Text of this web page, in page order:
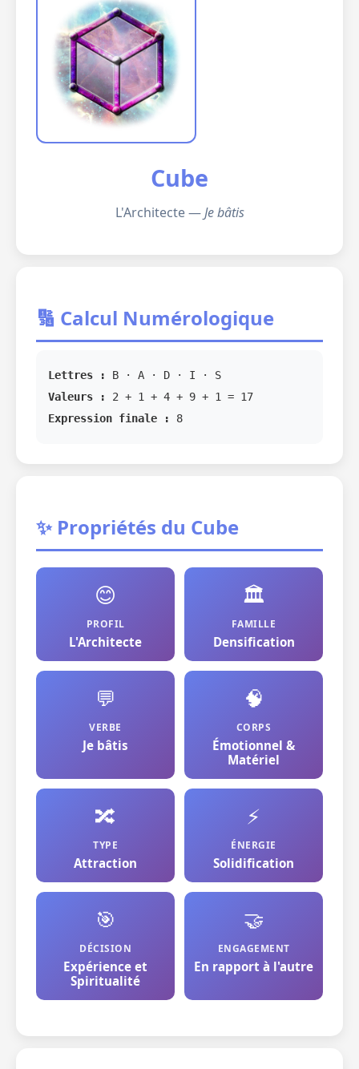
Cube
L'Architecte —Je bâtis
🔢 Calcul Numérologique
Lettres :
B · A · D · I · S
Valeurs :
2 + 1 + 4 + 9 + 1 = 17
Expression finale :
8
✨ Propriétés du Cube
😊
PROFIL
L'Architecte
🏛️
FAMILLE
Densification
💬
VERBE
Je bâtis
🧠
CORPS
Émotionnel &
Matériel
🔀
TYPE
Attraction
⚡
ÉNERGIE
Solidification
🎯
DÉCISION
Expérience et
Spiritualité
🤝
ENGAGEMENT
En rapport à l'autre